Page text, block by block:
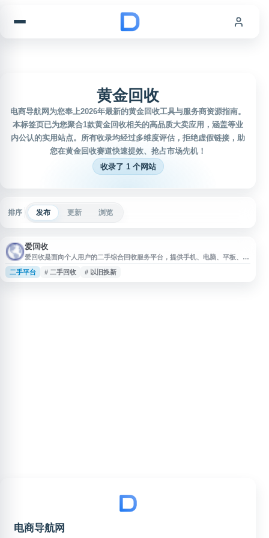
黄金回收
电商导航网为您奉上2026年最新的黄金回收工具与服务商资源指南。
本标签页已为您聚合1款黄金回收相关的高品质大卖应用，涵盖等业
内公认的实用站点。所有收录均经过多维度评估，拒绝虚假链接，助
您在黄金回收赛道快速提效、抢占市场先机！
收录了 1 个网站
排序 发布 更新 浏览
爱回收
爱回收是面向个人用户的二手综合回收服务平台，提供手机、电脑、平板、数
码产品及黄金等多品类回收，并支持以旧换新。用户可通过官网进行在线估
价，选择门店回收、上门回收或快递回收等方式完成交易。平台覆盖全国多地
二手平台 # 二手回收 # 以旧换新
电商导航网